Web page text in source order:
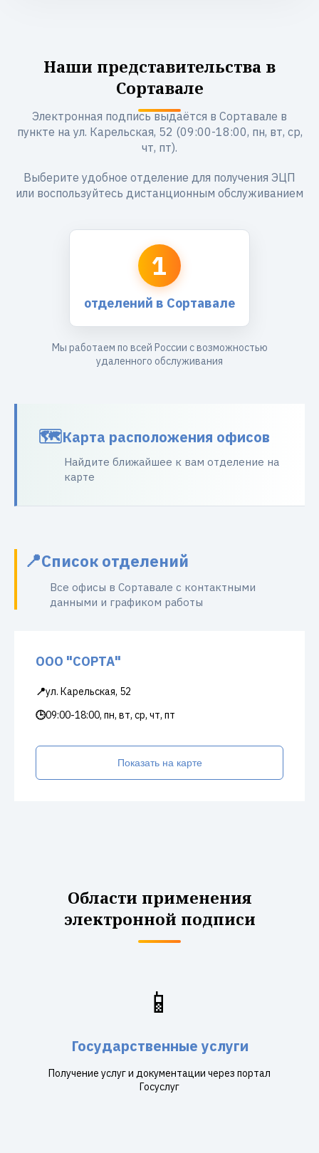
Наши представительства в
Сортавале
Электронная подпись выдаётся в Сортавале в
пункте на ул. Карельская, 52 (09:00-18:00, пн, вт, ср,
чт, пт).
Выберите удобное отделение для получения ЭЦП
или воспользуйтесь дистанционным обслуживанием
1
отделений в Сортавале
Мы работаем по всей России с возможностью
удаленного обслуживания
Карта расположения офисов
Найдите ближайшее к вам отделение на
карте
Список отделений
Все офисы в Сортавале с контактными
данными и графиком работы
ООО "СОРТА"
📍ул. Карельская, 52
🕒09:00-18:00, пн, вт, ср, чт, пт
Показать на карте
Области применения
электронной подписи
📱
Государственные услуги
Получение услуг и документации через портал
Госуслуг